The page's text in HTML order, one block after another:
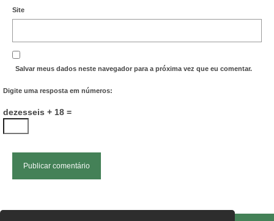
Site
Salvar meus dados neste navegador para a próxima vez que eu comentar.
Digite uma resposta em números:
dezesseis + 18 =